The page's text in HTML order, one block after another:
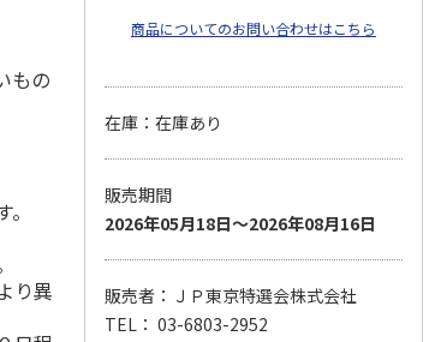
もの
り異
商品についてのお問い合わせはこちら
在庫：在庫あり
販売期間
2026年05月18日～2026年08月16日
販売者：ＪＰ東京特選会株式会社
TEL： 03-6803-2952